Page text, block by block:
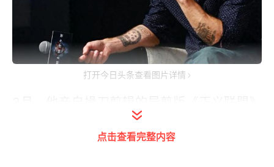
打开今日头条查看图片详情
点击查看完整内容